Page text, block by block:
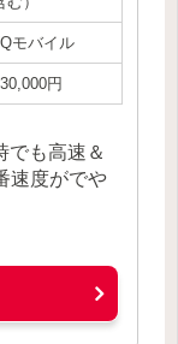
モバイル
円
でも高速＆
速度がでや